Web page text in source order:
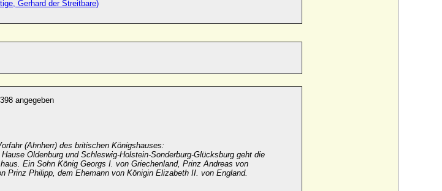
Gerhard der Streitbare)
angegeben
(Ahnherr) des britischen Königshauses:
Oldenburg und Schleswig-Holstein-Sonderburg-Glücksburg geht die
Ein Sohn König Georgs I. von Griechenland, Prinz Andreas von
Prinz Philipp, dem Ehemann von Königin Elizabeth II. von England.